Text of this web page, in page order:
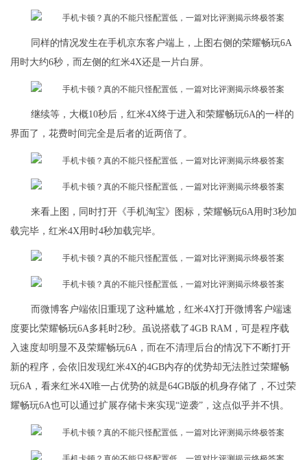
同样的情况发生在手机京东客户端上，上图右侧的荣耀畅玩6A
用时大约6秒，而左侧的红米4X还是一片白屏。
继续等，大概10秒后，红米4X终于进入和荣耀畅玩6A的一样的
界面了，花费时间完全是后者的近两倍了。
来看上图，同时打开《手机淘宝》图标，荣耀畅玩6A用时3秒加
载完毕，红米4X用时4秒加载完毕。
而微博客户端依旧重现了这种尴尬，红米4X打开微博客户端速
度要比荣耀畅玩6A多耗时2秒。虽说搭载了4GB RAM，可是程序载
入速度却明显不及荣耀畅玩6A，而在不清理后台的情况下不断打开
新的程序，会依旧发现红米4X的4GB内存的优势却无法胜过荣耀畅
玩6A，看来红米4X唯一占优势的就是64GB版的机身存储了，不过荣
耀畅玩6A也可以通过扩展存储卡来实现“逆袭”，这点似乎并不惧。